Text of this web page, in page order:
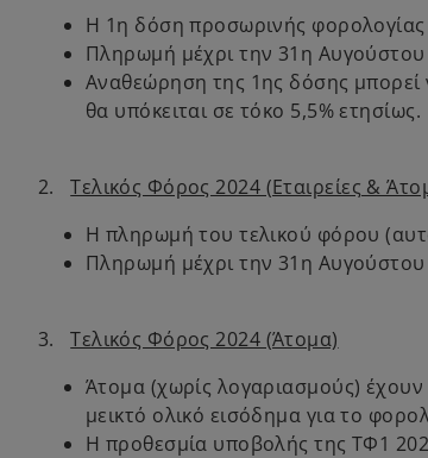
Η 1η δόση προσωρινής φορολογίας
Πληρωμή μέχρι την 31η Αυγούστου
Αναθεώρηση της 1ης δόσης μπορεί
θα υπόκειται σε τόκο 5,5% ετησίως.
2.Τελικός Φόρος 2024 (Εταιρείες &
Η πληρωμή του τελικού φόρου
Πληρωμή μέχρι την 31η Αυγούστου
3.Τελικός Φόρος 2024 (Άτομα)
Άτομα (χωρίς λογαριασμούς)
μεικτό ολικό εισόδημα για το
Η προθεσμία υποβολής της ΤΦ1